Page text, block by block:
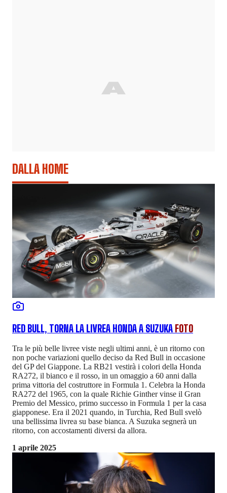
DALLA HOME
RED BULL, TORNA LA LIVREA HONDA A SUZUKA FOTO
Tra le più belle livree viste negli ultimi anni, è un ritorno con
non poche variazioni quello deciso da Red Bull in occasione
del GP del Giappone. La RB21 vestirà i colori della Honda
RA272, il bianco e il rosso, in un omaggio a 60 anni dalla
prima vittoria del costruttore in Formula 1. Celebra la Honda
RA272 del 1965, con la quale Richie Ginther vinse il Gran
Premio del Messico, primo successo in Formula 1 per la casa
giapponese. Era il 2021 quando, in Turchia, Red Bull svelò
una bellissima livrea su base bianca. A Suzuka segnerà un
ritorno, con accostamenti diversi da allora.
1 aprile 2025